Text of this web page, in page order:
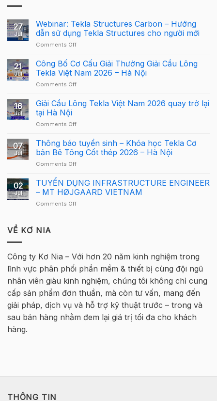
27
Jul
Webinar: Tekla Structures Carbon – Hướng
dẫn sử dụng Tekla Structures cho người mới
Comments Offon
Tekla
Structures
Carbon
–
dẫn
cho
người
21
Jul
Công Bố Cơ Cấu Giải Thưởng Giải Cầu Lông
Tekla Việt Nam 2026 – Hà Nội
Comments Offon
Bố
Cơ
Giải
Giải
Cầu
Lông
Nam
2026
16
Jul
Giải Cầu Lông Tekla Việt Nam 2026 quay trở lại
tại Hà Nội
Comments Offon
Cầu
Lông
Tekla
Việt
2026
quay
07
Jul
Thông báo tuyển sinh – Khóa học Tekla Cơ
bản Bê Tông Cốt thép 2026 – Hà Nội
Comments Offon
báo
tuyển
sinh
–
Bê
Tông
Cốt
thép
2026
Hà
02
Jul
TUYỂN DỤNG INFRASTRUCTURE ENGINEER
– MT HØJGAARD VIETNAM
Comments Offon
MT
HØJGAARD
VIETNAM
VỀ KƠ NIA
Công ty Kơ Nia – Với hơn 20 năm kinh nghiệm trong
lĩnh vực phân phối phần mềm & thiết bị cùng đội ngũ
nhân viên giàu kinh nghiệm, chúng tôi không chỉ cung
cấp sản phẩm đơn thuần, mà còn tư vấn, mang đến
giải pháp, dịch vụ và hỗ trợ kỹ thuật trước – trong và
sau bán hàng nhằm đem lại giá trị tối đa cho khách
hàng.
THÔNG TIN